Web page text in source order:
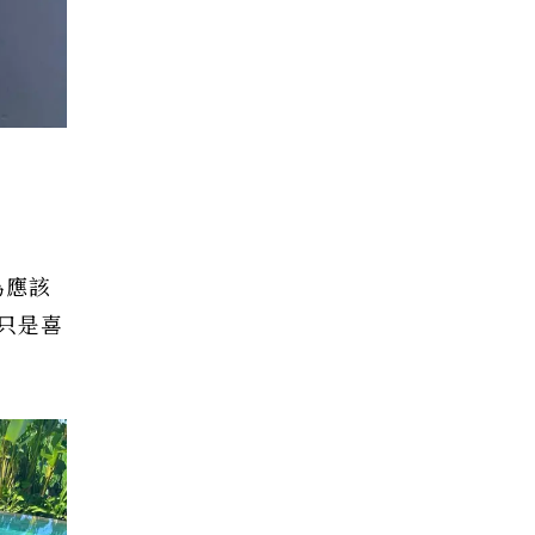
該
是喜